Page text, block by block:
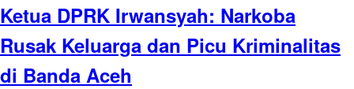
Ketua DPRK Irwansyah: Narkoba
Rusak Keluarga dan Picu Kriminalitas
di Banda Aceh